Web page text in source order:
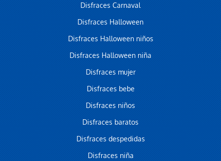
Disfraces Carnaval
Disfraces Halloween
Disfraces Halloween niños
Disfraces Halloween niña
Disfraces mujer
Disfraces bebe
Disfraces niños
Disfraces baratos
Disfraces despedidas
Disfraces niña